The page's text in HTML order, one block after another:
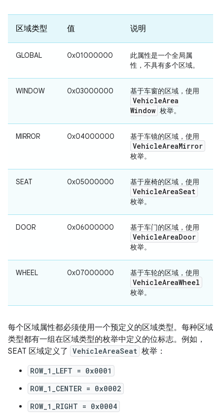
区域类型 值 说明
GLOBAL 0x01000000
此属性是一个全局属
性，不具有多个区域。
WINDOW 0x03000000 基于车窗的区域，使用
VehicleArea
Window 枚举。
MIRROR 0x04000000 基于车镜的区域，使用
VehicleAreaMirror
枚举。
SEAT 0x05000000 基于座椅的区域，使用
VehicleAreaSeat
枚举。
DOOR 0x06000000 基于车门的区域，使用
VehicleAreaDoor
枚举。
WHEEL 0x07000000 基于车轮的区域，使用
VehicleAreaWheel
枚举。
每个区域属性都必须使用一个预定义的区域类型。每种区域
类型都有一组在区域类型的枚举中定义的位标志。例如，
SEAT 区域定义了 VehicleAreaSeat 枚举：
ROW_1_LEFT = 0x0001
ROW_1_CENTER = 0x0002
ROW_1_RIGHT = 0x0004